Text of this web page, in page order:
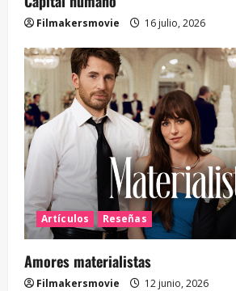
Filmakersmovie 16 julio, 2026
Artículos Reseñas
Amores materialistas
Filmakersmovie 12 junio, 2026